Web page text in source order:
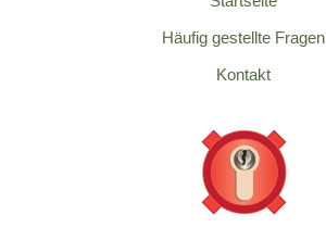
Häufig gestellte Fragen
Kontakt